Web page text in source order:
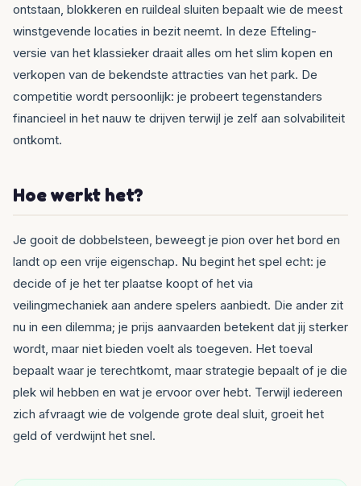
ontstaan, blokkeren en ruildeal sluiten bepaalt wie de meest
winstgevende locaties in bezit neemt. In deze Efteling-
versie van het klassieker draait alles om het slim kopen en
verkopen van de bekendste attracties van het park. De
competitie wordt persoonlijk: je probeert tegenstanders
financieel in het nauw te drijven terwijl je zelf aan solvabiliteit
ontkomt.
Hoe werkt het?
Je gooit de dobbelsteen, beweegt je pion over het bord en
landt op een vrije eigenschap. Nu begint het spel echt: je
decide of je het ter plaatse koopt of het via
veilingmechaniek aan andere spelers aanbiedt. Die ander zit
nu in een dilemma; je prijs aanvaarden betekent dat jij sterker
wordt, maar niet bieden voelt als toegeven. Het toeval
bepaalt waar je terechtkomt, maar strategie bepaalt of je die
plek wil hebben en wat je ervoor over hebt. Terwijl iedereen
zich afvraagt wie de volgende grote deal sluit, groeit het
geld of verdwijnt het snel.